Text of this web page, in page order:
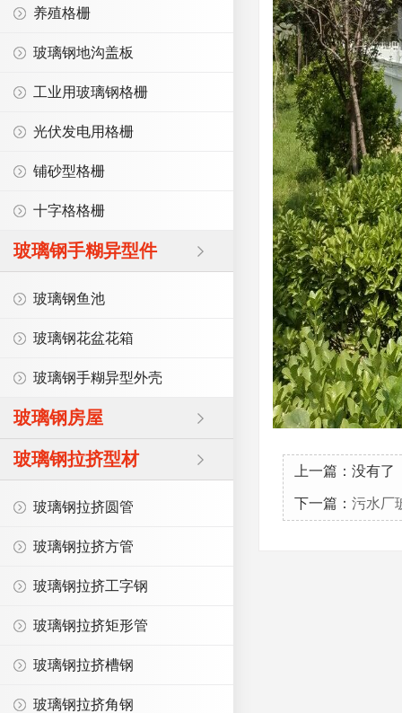
养殖格栅
玻璃钢地沟盖板
工业用玻璃钢格栅
光伏发电用格栅
铺砂型格栅
十字格格栅
玻璃钢手糊异型件
玻璃钢鱼池
玻璃钢花盆花箱
玻璃钢手糊异型外壳
玻璃钢房屋
玻璃钢拉挤型材
玻璃钢拉挤圆管
玻璃钢拉挤方管
玻璃钢拉挤工字钢
玻璃钢拉挤矩形管
玻璃钢拉挤槽钢
玻璃钢拉挤角钢
上一篇：没有了
下一篇： 污水厂